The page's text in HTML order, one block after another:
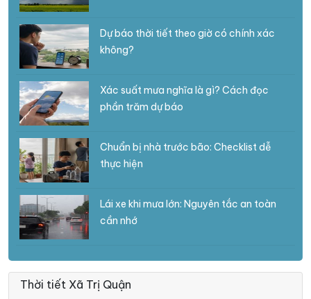
Dự báo thời tiết theo giờ có chính xác
không?
Xác suất mưa nghĩa là gì? Cách đọc
phần trăm dự báo
Chuẩn bị nhà trước bão: Checklist dễ
thực hiện
Lái xe khi mưa lớn: Nguyên tắc an toàn
cần nhớ
Thời tiết Xã Trị Quận